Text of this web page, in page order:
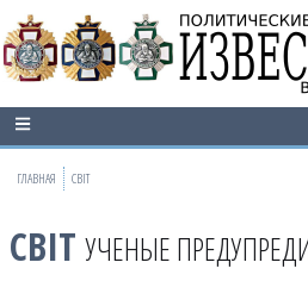
ГЛАВНАЯ СВІТ
СВІТ УЧЕНЫЕ